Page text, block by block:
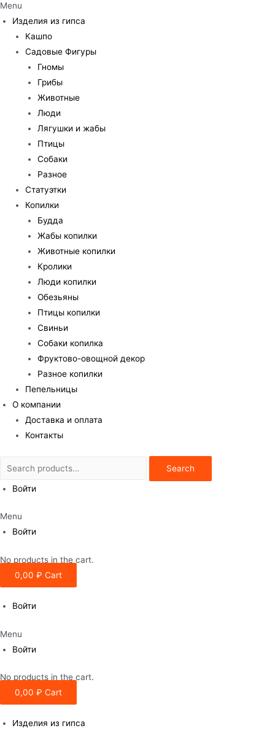
Menu
Изделия из гипса
Кашпо
Садовые Фигуры
Гномы
Грибы
Животные
Люди
Лягушки и жабы
Птицы
Собаки
Разное
Статуэтки
Копилки
Будда
Жабы копилки
Животные копилки
Кролики
Люди копилки
Обезьяны
Птицы копилки
Свиньи
Собаки копилка
Фруктово-овощной декор
Разное копилки
Пепельницы
О компании
Доставка и оплата
Контакты
Search
Войти
Menu
Войти
No products in the cart.
0,00 ₽ Cart
Войти
Menu
Войти
No products in the cart.
0,00 ₽ Cart
Изделия из гипса